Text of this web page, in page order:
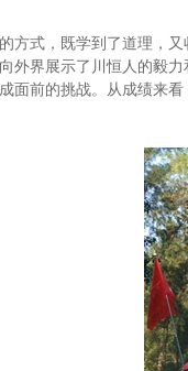
方式，既学到了道理，
外界展示了川恒人的毅
前的挑战。从成绩来看